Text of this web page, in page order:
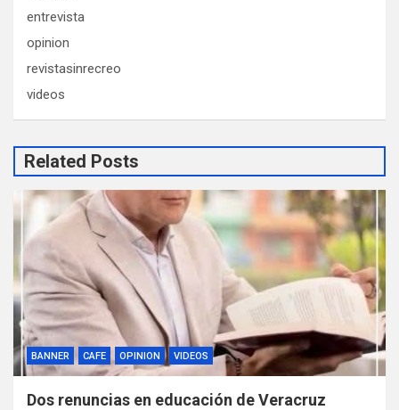
entrevista
opinion
revistasinrecreo
videos
Related Posts
BANNER CAFE OPINION VIDEOS
Dos renuncias en educación de Veracruz